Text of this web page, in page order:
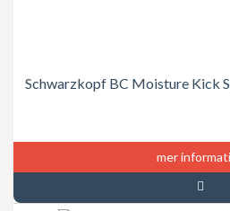
Schwarzkopf BC Moisture Kick
mer